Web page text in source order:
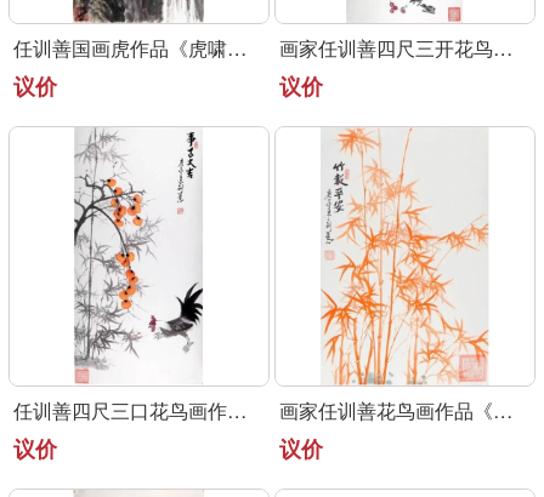
任训善国画虎作品《虎啸泉鸣》四尺整张真迹
议价
画家任训善四尺三开花鸟画作品《硕果》
议价
任训善四尺三口花鸟画作品《事事大吉》
议价
画家任训善花鸟画作品《竹报平安》
议价